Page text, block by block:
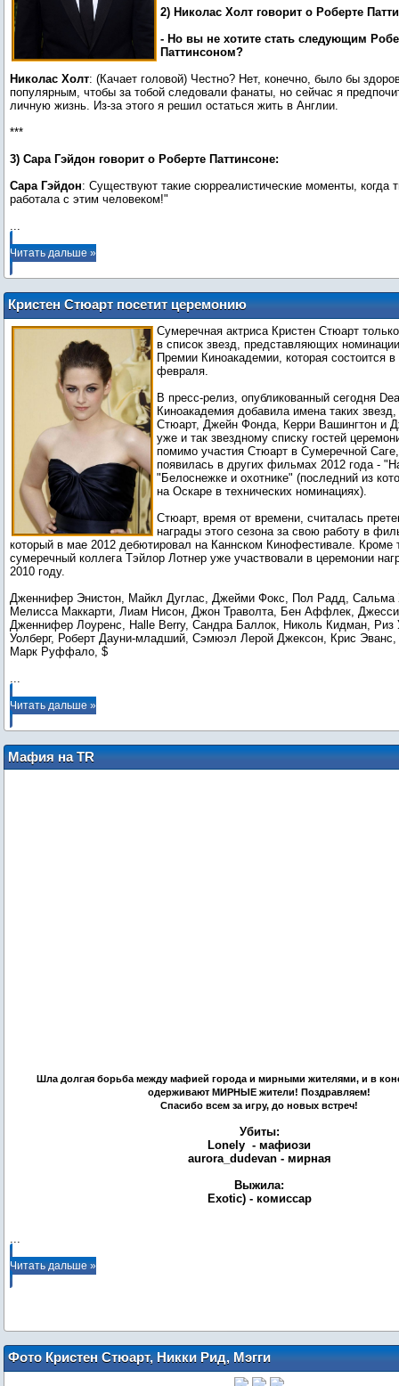
2) Николас Холт говорит о Роберте
- Но вы не хотите стать следующим
Паттинсоном?
Николас Холт: (Качает головой) Честно? Нет, конечно, было бы
популярным, чтобы за тобой следовали фанаты, но сейчас я
личную жизнь. Из-за этого я решил остаться жить в Англии.
***
3) Сара Гэйдон говорит о Роберте Паттинсоне:
Сара Гэйдон: Существуют такие сюрреалистические моменты,
...
Читать дальше »
Кристен Стюарт посетит церемонию
награждения Оскар 2013
Сумеречная актриса Кристен Стюарт
в список звезд, представляющих
Премии Киноакадемии, которая состоится
февраля.
В пресс-релиз, опубликованный сегодня
Киноакадемия добавила имена таких звезд,
Стюарт, Джейн Фонда, Керри Вашингтон и
уже и так звездному списку гостей
помимо участия Стюарт в Сумеречной
появилась в других фильмах 2012 года -
"Белоснежке и охотнике" (последний из
на Оскаре в технических номинациях).
Стюарт, время от времени, считалась
награды этого сезона за свою работу в
который в мае 2012 дебютировал на Каннском Кинофестивале. Кроме
сумеречный коллега Тэйлор Лотнер уже участвовали в церемонии
2010 году.
Дженнифер Энистон, Майкл Дуглас, Джейми Фокс, Пол Радд, Сальма
Мелисса Маккарти, Лиам Нисон, Джон Траволта, Бен Аффлек,
Дженнифер Лоуренс, Halle Berry, Сандра Баллок, Николь Кидман, Риз
Уолберг, Роберт Дауни-младший, Сэмюэл Лерой Джексон, Крис
...
Читать дальше »
Мафия на TR
Шла долгая борьба между мафией города и мирными жителями, и в
одерживают МИРНЫЕ жители! Поздравляем!
Спасибо всем за игру, до новых встреч!
Убиты:
Lonely - мафиози
aurora_dudevan - мирная
Выжила:
Exotic) - комиссар
...
Читать дальше »
Фото Кристен Стюарт, Никки Рид, Мэгги
Грэйс, Кристиан Серратос, Нут Сиир,